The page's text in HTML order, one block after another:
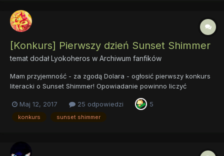
[Konkurs] Pierwszy dzień Sunset Shimmer
temat dodałLyokoheros w Archiwum fanfików
Mam przyjemność - za zgodą Dolara - ogłosić pierwszy konkurs
literacki o Sunset Shimmer! Opowiadanie powinno liczyć
górnej granicy długości opowiadania, jest tylko dolna). Główną
bohaterką powinna być Sunset Shimmer....
Maj 12, 2017 25 odpowiedzi 5
konkurs sunset shimmer